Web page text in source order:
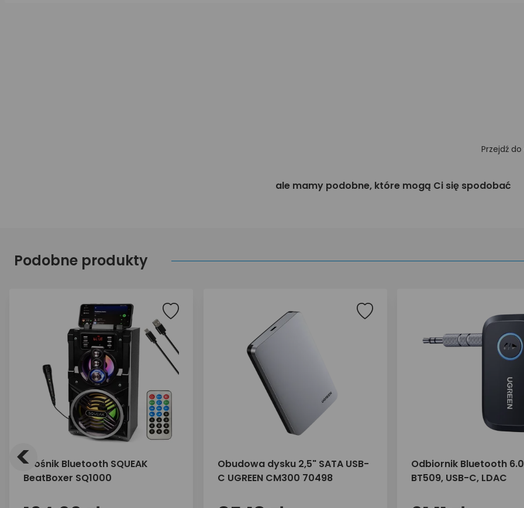
Przejdź do
ale mamy podobne, które mogą Ci się spodobać
Podobne produkty
Głośnik Bluetooth SQUEAK
BeatBoxer SQ1000
Obudowa dysku 2,5" SATA USB-
C UGREEN CM300 70498
Odbiornik Bluetooth 6.0
BT509, USB-C, LDAC
<